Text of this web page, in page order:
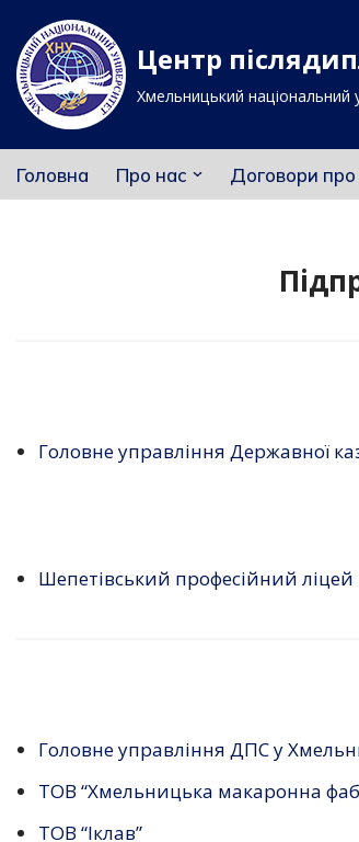
Перейти
до
вмісту
Центр
Хмельницький національний
Головна Про нас Договори про
Головне управління Державної
Шепетівський професійний ліцей
Головне управління ДПС у
ТОВ “Хмельницька макаронна
ТОВ “Іклав”